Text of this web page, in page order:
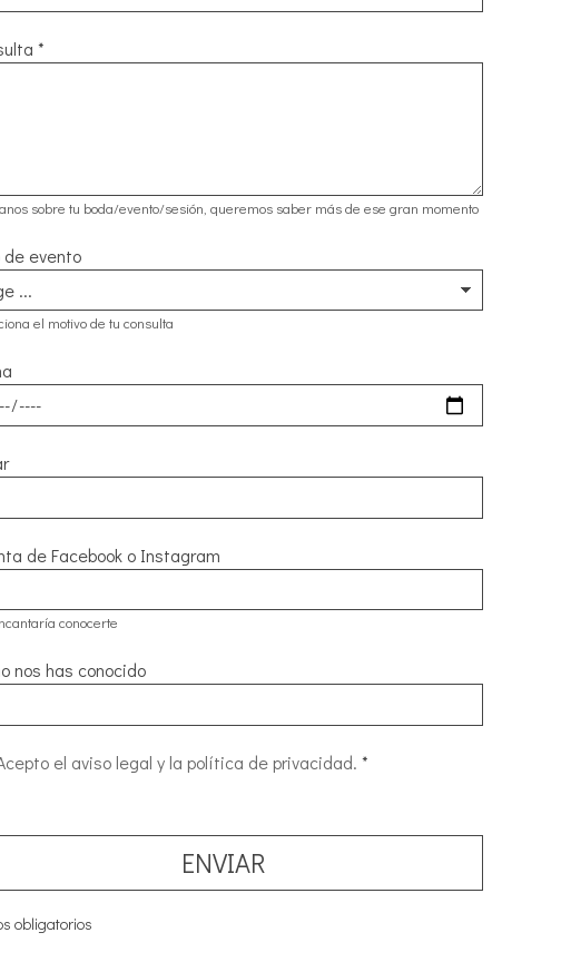
*
sobre tu boda/evento/sesión, queremos saber más de ese gran momento
de evento
el motivo de tu consulta
de Facebook o Instagram
conocerte
nos has conocido
el aviso legal y la política de privacidad. *
ENVIAR
obligatorios